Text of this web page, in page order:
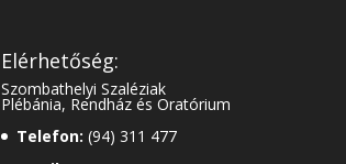
Elérhetőség:
Szombathelyi Szaléziak
Plébánia, Rendház és Oratórium
Telefon: (94) 311 477